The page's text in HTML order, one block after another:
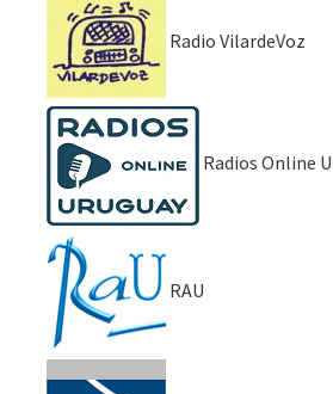
Radio VilardeVoz
Radios Online
RAU